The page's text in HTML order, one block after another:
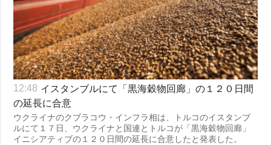
12:48 イスタンブルにて「黒海穀物回廊」の１２０日間
の延長に合意
ウクライナのクブラコウ・インフラ相は、トルコのイスタンブ
ルにて１７日、ウクライナと国連とトルコが「黒海穀物回廊」
イニシアティブの１２０日間の延長に合意したと発表した。